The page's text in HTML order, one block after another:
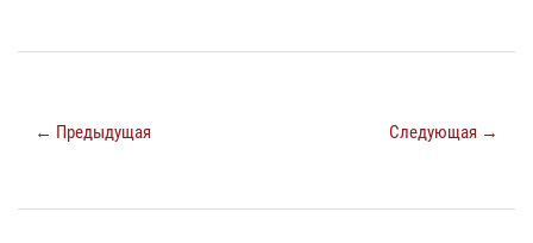
← Предыдущая Следующая →